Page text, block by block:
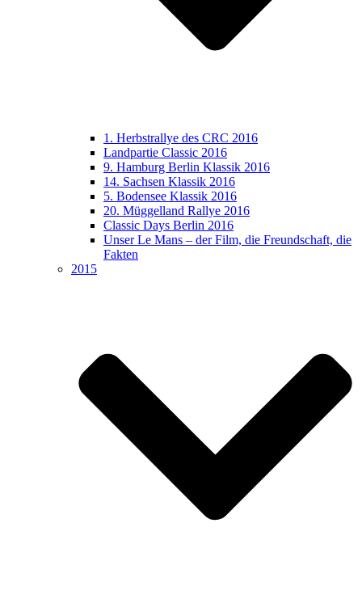
1. Herbstrallye des CRC 2016
Landpartie Classic 2016
9. Hamburg Berlin Klassik 2016
14. Sachsen Klassik 2016
5. Bodensee Klassik 2016
20. Müggelland Rallye 2016
Classic Days Berlin 2016
Unser Le Mans – der Film, die Freundschaft, die
Fakten
2015